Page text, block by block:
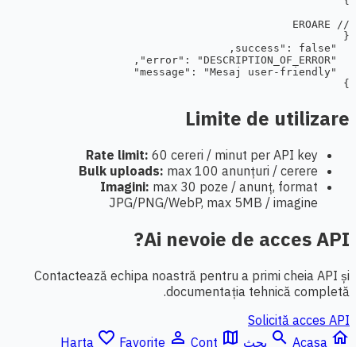
}
Limite de utilizare
Rate limit: 60 cereri / minut per API key
Bulk uploads: max 100 anunțuri / cerere
Imagini: max 30 poze / anunț, format
JPG/PNG/WebP, max 5MB / imagine
Ai nevoie de acces API?
Contactează echipa noastră pentru a primi cheia API și
documentația tehnică completă.
Solicită acces API
home
Acasa
search بحث map
Harta favorite_border Favorite person_outline Cont